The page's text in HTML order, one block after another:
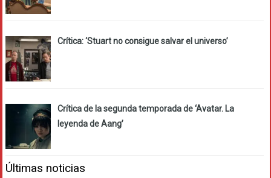
Crítica: ‘Stuart no consigue salvar el universo’
Crítica de la segunda temporada de ‘Avatar. La
leyenda de Aang’
Últimas noticias